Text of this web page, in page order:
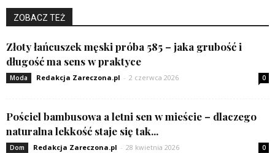
ZOBACZ TEŻ
Złoty łańcuszek męski próba 585 – jaka grubość i
długość ma sens w praktyce
Moda Redakcja Zareczona.pl - 2 czerwca 2026 0
Pościel bambusowa a letni sen w mieście – dlaczego
naturalna lekkość staje się tak...
Dom Redakcja Zareczona.pl - 28 kwietnia 2026 0